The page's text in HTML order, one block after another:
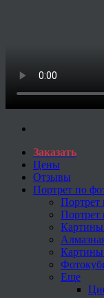
Заказать
Цены
Отзывы
Портрет по
Портрет
Портрет
Картины
Еще